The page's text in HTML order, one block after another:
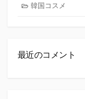
韓国コスメ
最近のコメント